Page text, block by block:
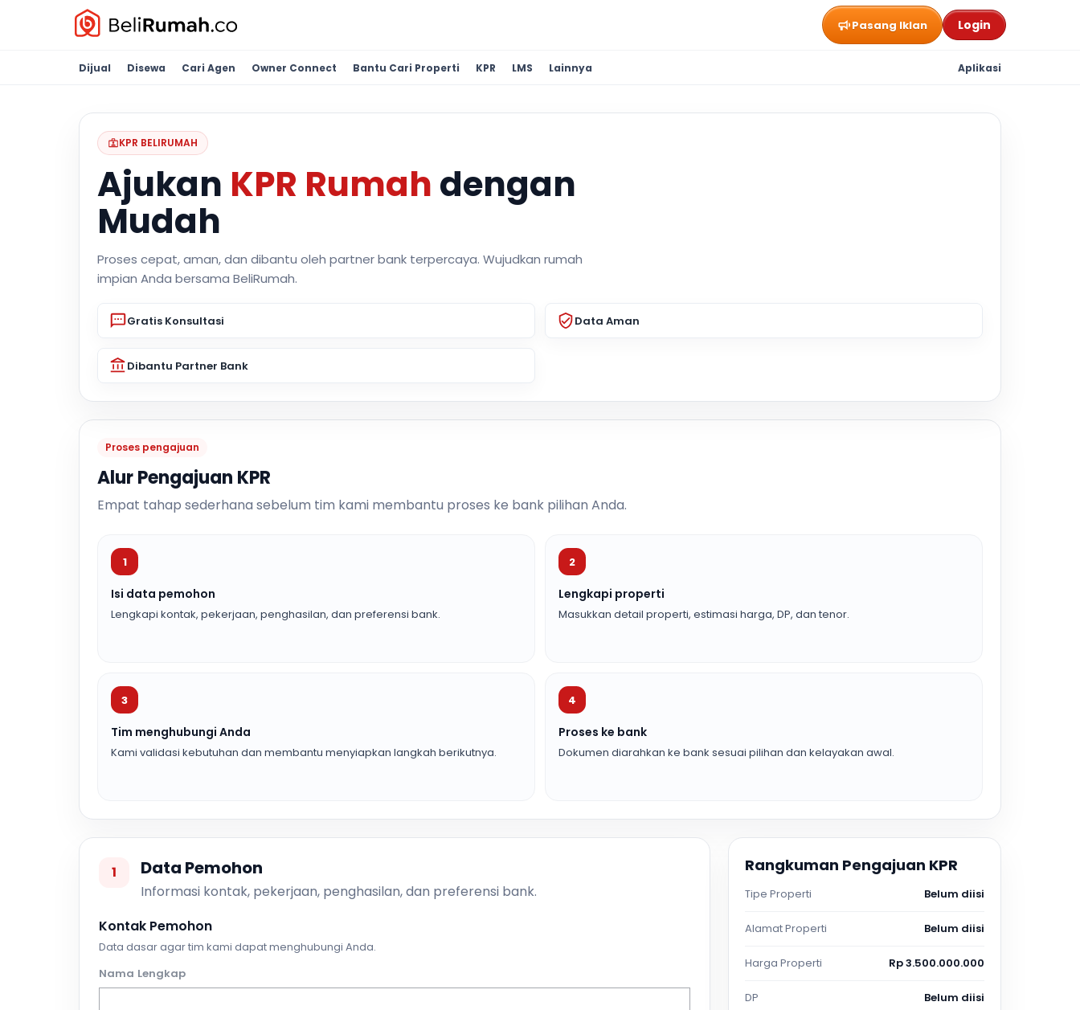
Pasang Iklan Login
Dijual Disewa Cari Agen Owner Connect Bantu Cari Properti KPR LMS Lainnya Aplikasi
KPR BELIRUMAH
Ajukan KPR Rumah dengan
Mudah
Proses cepat, aman, dan dibantu oleh partner bank terpercaya. Wujudkan rumah
impian Anda bersama BeliRumah.
Gratis Konsultasi Data Aman
Dibantu Partner Bank
Proses pengajuan
Alur Pengajuan KPR
Empat tahap sederhana sebelum tim kami membantu proses ke bank pilihan Anda.
1
Isi data pemohon
Lengkapi kontak, pekerjaan, penghasilan, dan preferensi bank.
2
Lengkapi properti
Masukkan detail properti, estimasi harga, DP, dan tenor.
3
Tim menghubungi Anda
Kami validasi kebutuhan dan membantu menyiapkan langkah berikutnya.
4
Proses ke bank
Dokumen diarahkan ke bank sesuai pilihan dan kelayakan awal.
1 Data Pemohon
Informasi kontak, pekerjaan, penghasilan, dan preferensi bank.
Kontak Pemohon
Data dasar agar tim kami dapat menghubungi Anda.
Nama Lengkap
Rangkuman Pengajuan KPR
Tipe Properti Belum diisi
Alamat Properti Belum diisi
Harga Properti Rp 3.500.000.000
DP Belum diisi